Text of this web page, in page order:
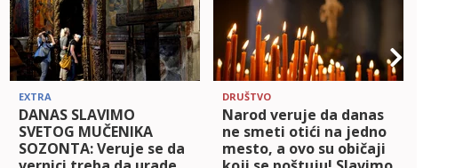
EXTRA
DANAS SLAVIMO
SVETOG MUČENIKA
SOZONTA: Veruje se da
DRUŠTVO
Narod veruje da danas
ne smeti otići na jedno
mesto, a ovo su običaji